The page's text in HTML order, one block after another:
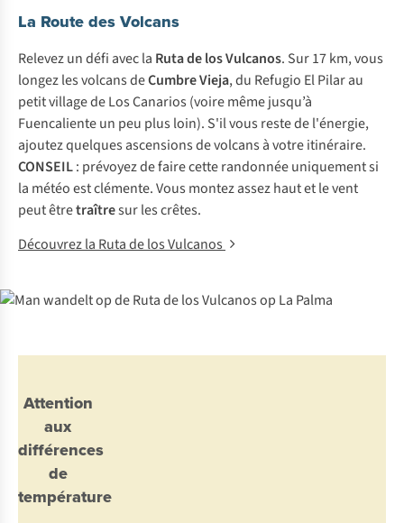
La Route des Volcans
Relevez un défi avec la Ruta de los Vulcanos. Sur 17 km, vous
longez les volcans deCumbre Vieja, du Refugio El Pilar au
petit village de Los Canarios (voire même jusqu’à
Fuencaliente un peu plus loin). S'il vous reste de l'énergie,
ajoutez quelques ascensions de volcans à votre itinéraire.
CONSEIL: prévoyez de faire cette randonnée uniquement si
la météo est clémente. Vous montez assez haut et le vent
peut êtretraîtresur les crêtes.
Découvrez la Ruta de los Vulcanos
Attention
aux
différences
de
température